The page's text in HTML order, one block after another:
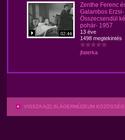
02:44
Zenthe Ferenc
Galambos Erzsi-
Összecsendül
pohár- 1957
13 éve
1498 megtekintés
jfaterka
VISSZA A(Z) SLÁGERMÚZEUM